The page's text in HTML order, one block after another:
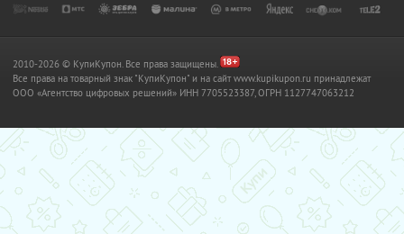
2010-2026 © КупиКупон. Все права защищены.
Все права на товарный знак "КупиКупон" и на сайт www.kupikupon.ru принадлежат
OOO «Агентство цифровых решений» ИНН 7705523387, ОГРН 1127747063212